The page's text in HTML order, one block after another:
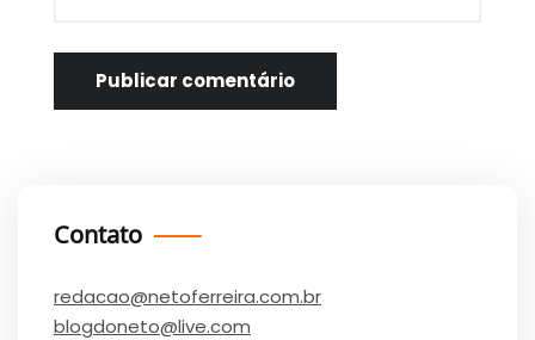
Contato
redacao@netoferreira.com.br
blogdoneto@live.com